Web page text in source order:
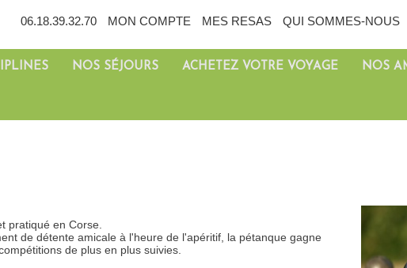
06.18.39.32.70 MON COMPTE MES RESAS QUI SOMMES-NOUS
NOS SÉJOURS ACHETEZ VOTRE VOYAGE NOS
pratiqué en Corse.
de détente amicale à l'heure de l'apéritif, la pétanque gagne
de plus en plus suivies.